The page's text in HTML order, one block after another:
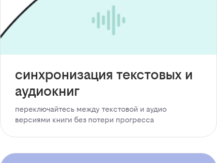
синхронизация текстовых и
аудиокниг
переключайтесь между текстовой и аудио
версиями книги без потери прогресса